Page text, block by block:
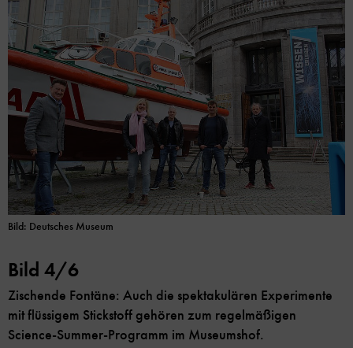
Bild: Deutsches Museum
Bild 4/6
Zischende Fontäne: Auch die spektakulären Experimente
mit flüssigem Stickstoff gehören zum regelmäßigen
Science-Summer-Programm im Museumshof.